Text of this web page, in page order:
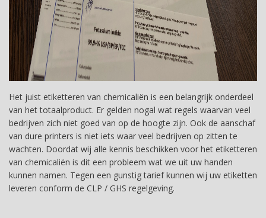
Het juist etiketteren van chemicaliën is een belangrijk onderdeel
van het totaalproduct. Er gelden nogal wat regels waarvan veel
bedrijven zich niet goed van op de hoogte zijn. Ook de aanschaf
van dure printers is niet iets waar veel bedrijven op zitten te
wachten. Doordat wij alle kennis beschikken voor het etiketteren
van chemicaliën is dit een probleem wat we uit uw handen
kunnen namen. Tegen een gunstig tarief kunnen wij uw etiketten
leveren conform de CLP / GHS regelgeving.